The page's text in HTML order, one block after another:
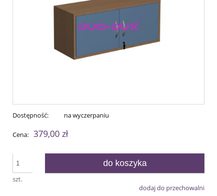
Dostępność: na wyczerpaniu
Cena: 379,00 zł
szt.
do koszyka
dodaj do przechowalni